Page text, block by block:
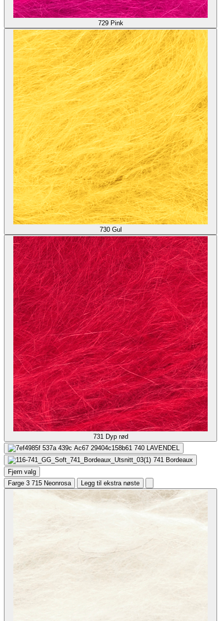
729 Pink
730 Gul
731 Dyp rød
740 LAVENDEL
741 Bordeaux
Fjern valg
Farge 3 715 Neonrosa Legg til ekstra nøste